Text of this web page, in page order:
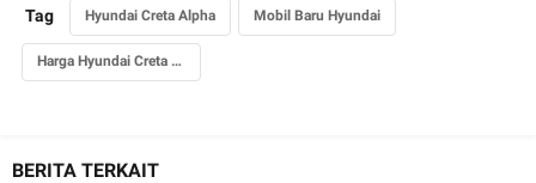
Tag Hyundai Creta Alpha Mobil Baru Hyundai
Harga Hyundai Creta Alpha
BERITA TERKAIT